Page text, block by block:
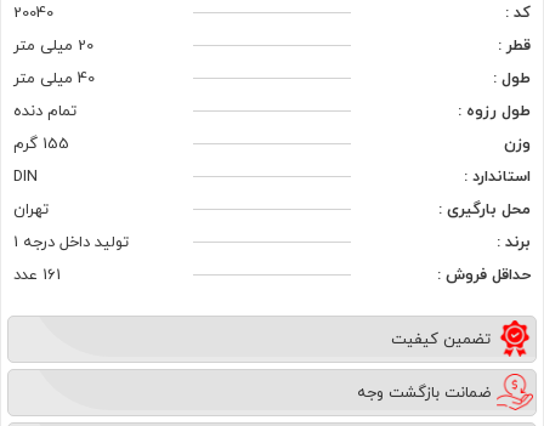
کد :
20040
قطر :
20 میلی متر
طول :
40 میلی متر
طول رزوه :
تمام دنده
وزن
155 گرم
استاندارد :
DIN
محل بارگیری :
تهران
برند :
تولید داخل درجه 1
حداقل فروش :
161 عدد
تضمین کیفیت
ضمانت بازگشت وجه